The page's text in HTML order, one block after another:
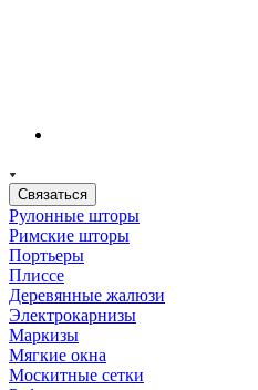
Связаться
Рулонные шторы
Римские шторы
Портьеры
Плиссе
Деревянные жалюзи
Электрокарнизы
Маркизы
Мягкие окна
Москитные сетки